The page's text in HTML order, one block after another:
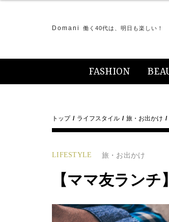
Domani 働く40代は、明日も楽しい！
FASHION
トップ ライフスタイル 旅・お出かけ
LIFESTYLE 旅・お出かけ
【ママ友ラン